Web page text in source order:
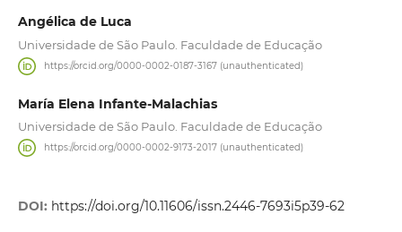
Angélica de Luca
Universidade de São Paulo. Faculdade de Educação
https://orcid.org/0000-0002-0187-3167 (unauthenticated)
María Elena Infante-Malachias
Universidade de São Paulo. Faculdade de Educação
https://orcid.org/0000-0002-9173-2017 (unauthenticated)
DOI: https://doi.org/10.11606/issn.2446-7693i5p39-62